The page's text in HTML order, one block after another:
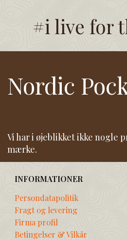
#i live for
Nordic
Vi har i øjeblikket ikke nogle
mærke.
INFORMATIONER
Persondatapolitik
Fragt og levering
Firma profil
Betingelser & Vilkår